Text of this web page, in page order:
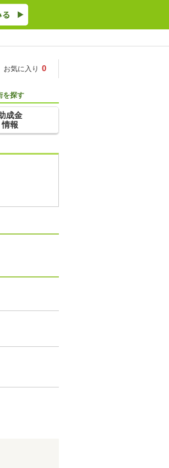
お気に入り 0
を探す
助成金
情報